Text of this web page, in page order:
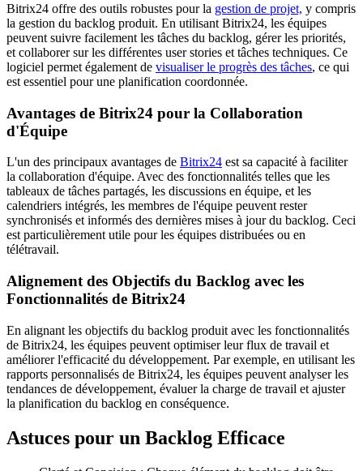
Bitrix24 offre des outils robustes pour la gestion de projet, y compris
la gestion du backlog produit. En utilisant Bitrix24, les équipes
peuvent suivre facilement les tâches du backlog, gérer les priorités,
et collaborer sur les différentes user stories et tâches techniques. Ce
logiciel permet également de visualiser le progrès des tâches, ce qui
est essentiel pour une planification coordonnée.
Avantages de Bitrix24 pour la Collaboration
d'Équipe
L'un des principaux avantages de Bitrix24 est sa capacité à faciliter
la collaboration d'équipe. Avec des fonctionnalités telles que les
tableaux de tâches partagés, les discussions en équipe, et les
calendriers intégrés, les membres de l'équipe peuvent rester
synchronisés et informés des dernières mises à jour du backlog. Ceci
est particulièrement utile pour les équipes distribuées ou en
télétravail.
Alignement des Objectifs du Backlog avec les
Fonctionnalités de Bitrix24
En alignant les objectifs du backlog produit avec les fonctionnalités
de Bitrix24, les équipes peuvent optimiser leur flux de travail et
améliorer l'efficacité du développement. Par exemple, en utilisant les
rapports personnalisés de Bitrix24, les équipes peuvent analyser les
tendances de développement, évaluer la charge de travail et ajuster
la planification du backlog en conséquence.
Astuces pour un Backlog Efficace